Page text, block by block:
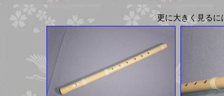
更に大きく見るに